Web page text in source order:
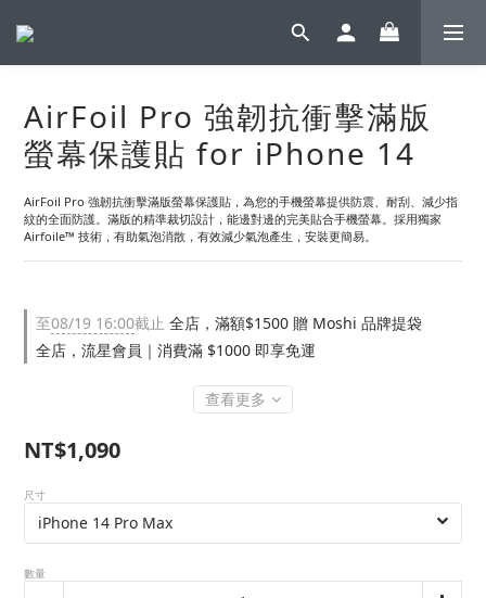
AirFoil Pro 強韌抗衝擊滿版
螢幕保護貼 for iPhone 14
AirFoil Pro 強韌抗衝擊滿版螢幕保護貼，為您的手機螢幕提供防震、耐刮、減少指
紋的全面防護。滿版的精準裁切設計，能邊對邊的完美貼合手機螢幕。採用獨家
Airfoile™ 技術，有助氣泡消散，有效減少氣泡產生，安裝更簡易。
至08/19 16:00截止 全店，滿額$1500 贈 Moshi 品牌提袋
全店，流星會員｜消費滿 $1000 即享免運
查看更多
NT$1,090
尺寸
數量